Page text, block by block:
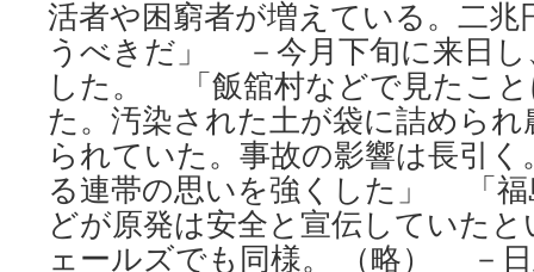
活者や困窮者が増えている。二
うべきだ」 －今月下旬に来日し
した。 「飯舘村などで見たこ
た。汚染された土が袋に詰めら
られていた。事故の影響は長引
る連帯の思いを強くした」 「福
どが原発は安全と宣伝していた
ェールズでも同様。 （略） －